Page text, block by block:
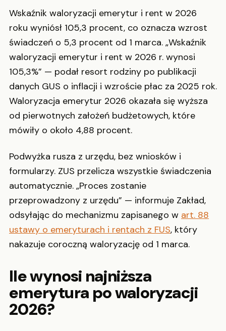
Wskaźnik waloryzacji emerytur i rent w 2026
roku wyniósł 105,3 procent, co oznacza wzrost
świadczeń o 5,3 procent od 1 marca. „Wskaźnik
waloryzacji emerytur i rent w 2026 r. wynosi
105,3%” — podał resort rodziny po publikacji
danych GUS o inflacji i wzroście płac za 2025 rok.
Waloryzacja emerytur 2026 okazała się wyższa
od pierwotnych założeń budżetowych, które
mówiły o około 4,88 procent.
Podwyżka rusza z urzędu, bez wniosków i
formularzy. ZUS przelicza wszystkie świadczenia
automatycznie. „Proces zostanie
przeprowadzony z urzędu” — informuje Zakład,
odsyłając do mechanizmu zapisanego w art. 88
ustawy o emeryturach i rentach z FUS, który
nakazuje coroczną waloryzację od 1 marca.
Ile wynosi najniższa
emerytura po waloryzacji
2026?